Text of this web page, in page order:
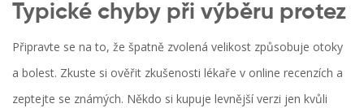
Typické chyby při výběru protez
Připravte se na to, že špatně zvolená velikost způsobuje otoky
a bolest. Zkuste si ověřit zkušenosti lékaře v online recenzích a
zeptejte se známých. Někdo si kupuje levnější verzi jen kvůli